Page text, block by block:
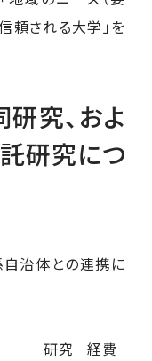
頼される大学」を
研究、およ
研究につ
治体との連携に
研究
経費